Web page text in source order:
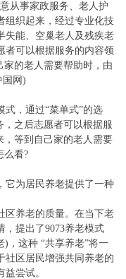
从事家政服务、老人护
组织起来，经过专业化技
失能、空巢老人及残疾老
者可以根据服务的内容领
家的老人需要帮助时，由
国网)
式，通过“菜单式”的选
，之后志愿者可以根据服
，等到自己家的老人需要
么看?
它为居民养老提供了一种
区养老的质量。在当下老
，提出了9073养老模式
)，这种 “共享养老”将一
社区居民增强共同养老的
尝试。